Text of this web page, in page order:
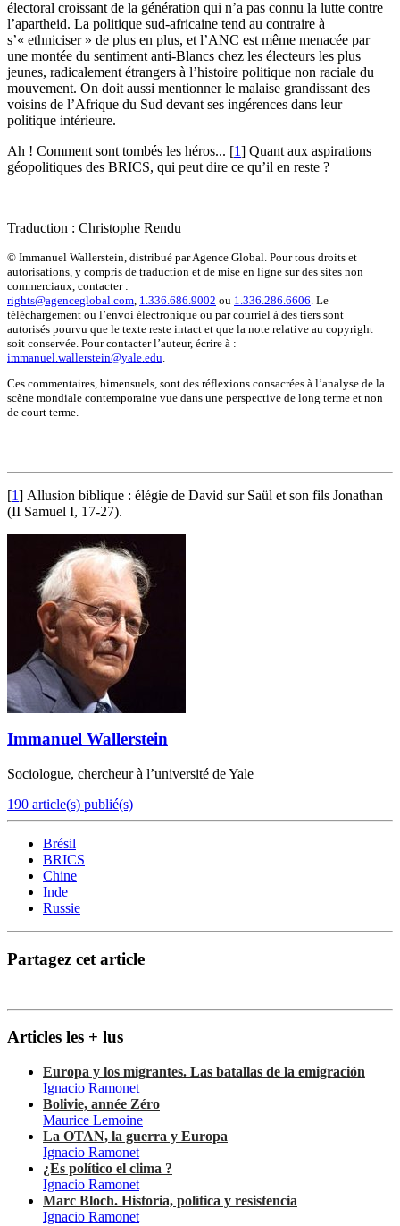
électoral croissant de la génération qui n’a pas connu la lutte contre
l’apartheid. La politique sud-africaine tend au contraire à
s’« ethniciser » de plus en plus, et l’ANC est même menacée par
une montée du sentiment anti-Blancs chez les électeurs les plus
jeunes, radicalement étrangers à l’histoire politique non raciale du
mouvement. On doit aussi mentionner le malaise grandissant des
voisins de l’Afrique du Sud devant ses ingérences dans leur
politique intérieure.
Ah ! Comment sont tombés les héros... [1] Quant aux aspirations
géopolitiques des BRICS, qui peut dire ce qu’il en reste ?
Traduction : Christophe Rendu
© Immanuel Wallerstein, distribué par Agence Global. Pour tous droits et
autorisations, y compris de traduction et de mise en ligne sur des sites non
commerciaux, contacter :
rights@agenceglobal.com, 1.336.686.9002 ou 1.336.286.6606. Le
téléchargement ou l’envoi électronique ou par courriel à des tiers sont
autorisés pourvu que le texte reste intact et que la note relative au copyright
soit conservée. Pour contacter l’auteur, écrire à :
immanuel.wallerstein@yale.edu.
Ces commentaires, bimensuels, sont des réflexions consacrées à l’analyse de la
scène mondiale contemporaine vue dans une perspective de long terme et non
de court terme.
[1] Allusion biblique : élégie de David sur Saül et son fils Jonathan
(II Samuel I, 17-27).
Immanuel Wallerstein
Sociologue, chercheur à l’université de Yale
190 article(s) publié(s)
Brésil
BRICS
Chine
Inde
Russie
Partagez cet article
Articles les + lus
Europa y los migrantes. Las batallas de la emigración
Ignacio Ramonet
Bolivie, année Zéro
Maurice Lemoine
La OTAN, la guerra y Europa
Ignacio Ramonet
¿Es político el clima ?
Ignacio Ramonet
Marc Bloch. Historia, política y resistencia
Ignacio Ramonet